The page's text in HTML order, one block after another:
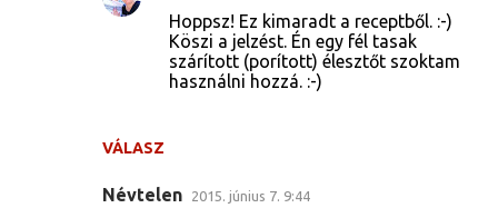
VÁLASZ
Hoppsz! Ez kimaradt a receptből. :-)
Köszi a jelzést. Én egy fél tasak
szárított (porított) élesztőt szoktam
használni hozzá. :-)
Névtelen 2015. június 7. 9:44